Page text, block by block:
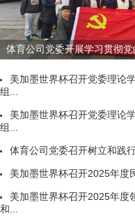
体育公司党委开展学习贯彻党
美加墨世界杯召开党委理论
组...
美加墨世界杯召开党委理论
组...
体育公司党委召开树立和践行
美加墨世界杯召开2025年度
美加墨世界杯召开2025年度
和...